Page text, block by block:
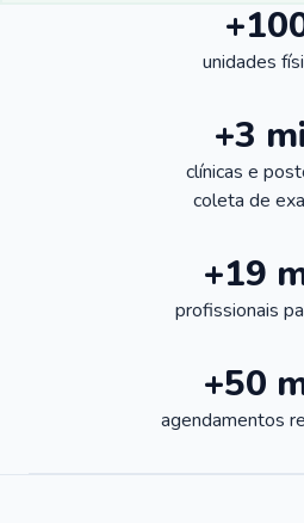
unidades
+3
clínicas e
coleta de
+19
profissionais
+50
agendamentos